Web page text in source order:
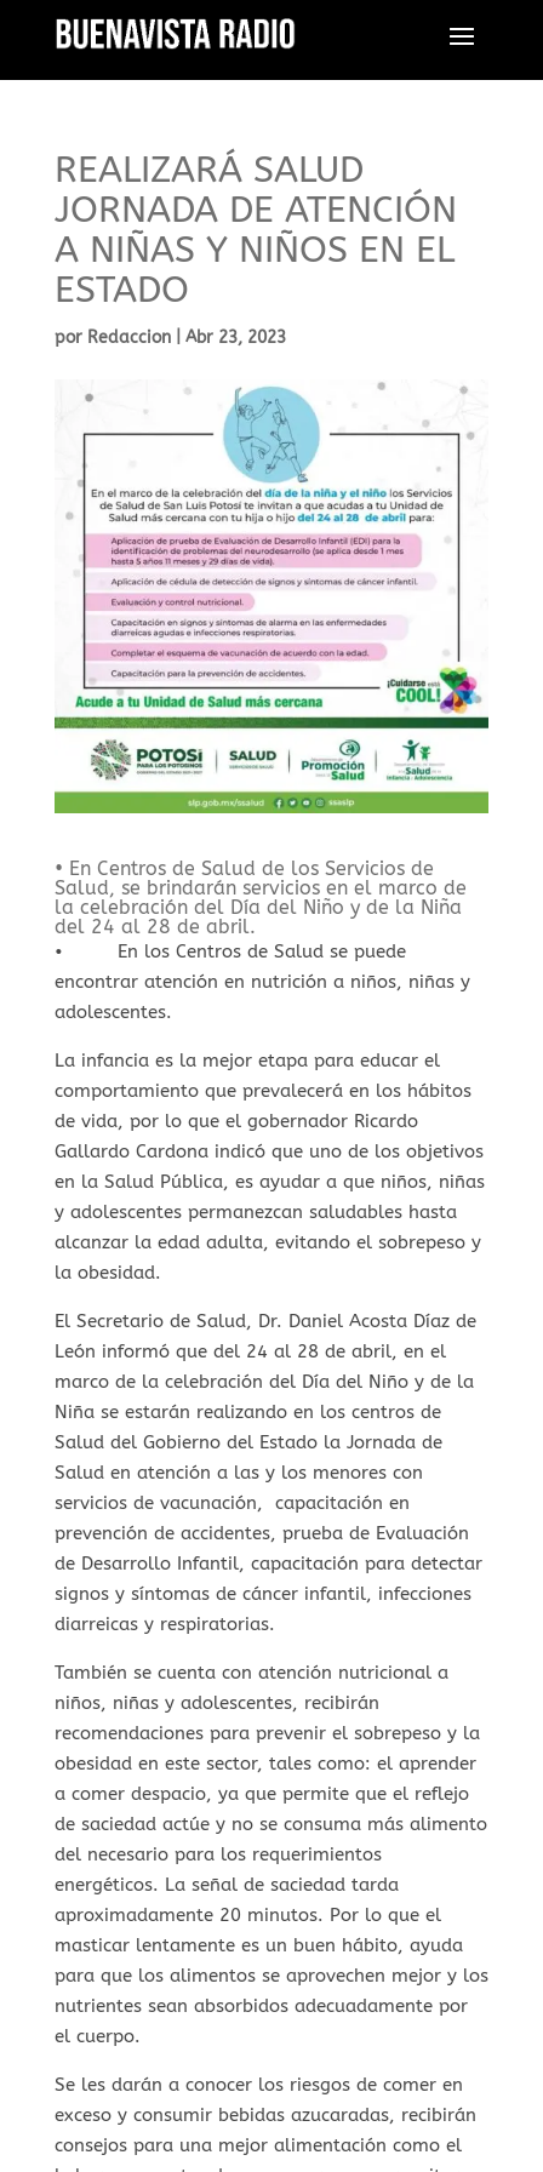
REALIZARÁ SALUD
JORNADA DE ATENCIÓN
A NIÑAS Y NIÑOS EN EL
ESTADO
por Redaccion| Abr 23, 2023
• En Centros de Salud de los Servicios de
Salud, se brindarán servicios en el marco de
la celebración del Día del Niño y de la Niña
del 24 al 28 de abril.
• En los Centros de Salud se puede
encontrar atención en nutrición a niños, niñas y
adolescentes.
La infancia es la mejor etapa para educar el
comportamiento que prevalecerá en los hábitos
de vida, por lo que el gobernador Ricardo
Gallardo Cardona indicó que uno de los objetivos
en la Salud Pública, es ayudar a que niños, niñas
y adolescentes permanezcan saludables hasta
alcanzar la edad adulta, evitando el sobrepeso y
la obesidad.
El Secretario de Salud, Dr. Daniel Acosta Díaz de
León informó que del 24 al 28 de abril, en el
marco de la celebración del Día del Niño y de la
Niña se estarán realizando en los centros de
Salud del Gobierno del Estado la Jornada de
Salud en atención a las y los menores con
servicios de vacunación, capacitación en
prevención de accidentes, prueba de Evaluación
de Desarrollo Infantil, capacitación para detectar
signos y síntomas de cáncer infantil, infecciones
diarreicas y respiratorias.
También se cuenta con atención nutricional a
niños, niñas y adolescentes, recibirán
recomendaciones para prevenir el sobrepeso y la
obesidad en este sector, tales como: el aprender
a comer despacio, ya que permite que el reflejo
de saciedad actúe y no se consuma más alimento
del necesario para los requerimientos
energéticos. La señal de saciedad tarda
aproximadamente 20 minutos. Por lo que el
masticar lentamente es un buen hábito, ayuda
para que los alimentos se aprovechen mejor y los
nutrientes sean absorbidos adecuadamente por
el cuerpo.
Se les darán a conocer los riesgos de comer en
exceso y consumir bebidas azucaradas, recibirán
consejos para una mejor alimentación como el